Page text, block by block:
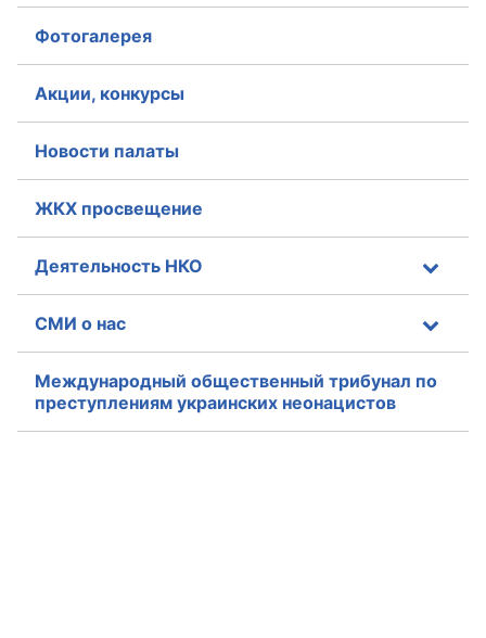
Общественный штаб
Документы ОП КО
Кодекс этики ОП КО
Положения
Соглашения
Рекомендации
Порядок работы ЦОН
Фотогалерея
Акции, конкурсы
Новости палаты
ЖКХ просвещение
Деятельность НКО
СМИ о нас
Международный общественный трибунал по
преступлениям украинских неонацистов